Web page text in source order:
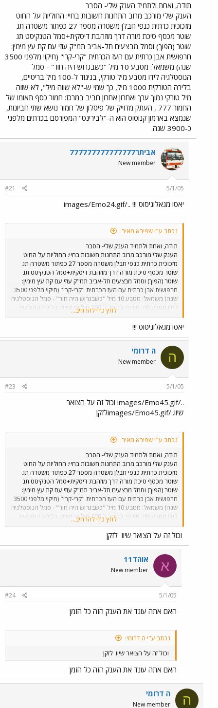
תודה, ואחת ולתמיד הענק שלי- הסבר
הענק שלי מורכב מרוב התחנות חשובות בחיי: החוליות על החוט
מזכוכית כרתית כנפי חבלן משטרה מספר 27 כפתור משטרה תג
שוטר מכסף סיכת מורה דרך מוזהבת דיסקית+סמל הטנקיסט תג
שוטר (הפוך) וסמל מבצעים תל-אביב תמ"ק עוזי עם קת עץ מימין:
חרפושית אבן כרתית עם העז הכרתית "קרי-קרי" (חיקוי מלפני 3500
שנה) משמאל: מטבע 10 מיל "כשבגרוש היה חור" - סמל
הנוסטלגיה לידו מטבע מיל טורקי, בניגוד ל-100 מיל בריטיים,
בלירה הטורקית 1000 מיל, כך שמי ש-"לא שווה מיל", לא שווה
מיל טורקי נמוך ערך ואחרון אחרון חביב במרכז: חמור כסף תאומו של
החמור 777 , העתק מדוייק של פיסלון של חמור נושא שתי חביונות,
שנמצא בארמון קנוסוס הוא ה-"לבירינט" המפורסם בכרתים מלפני
כ-3900 שנה.
אביתר777777777777777
New member
5/1/05
#21
יאסו מגאלוניסוס !!! ../images/Emo24.gif
נכתב ע"י שפירא מאיר:
תודה, ואחת ולתמיד הענק שלי- הסבר
הענק שלי מורכב מרוב התחנות חשובות בחיי: החוליות על החוט
מזכוכית כרתית כנפי חבלן משטרה מספר 27 כפתור משטרה תג
שוטר מכסף סיכת מורה דרך מוזהבת דיסקית+סמל הטנקיסט תג
שוטר (הפוך) וסמל מבצעים תל-אביב תמ"ק עוזי עם קת עץ מימין:
חרפושית אבן כרתית עם העז הכרתית "קרי-קרי" (חיקוי מלפני 3500
שנה) משמאל: מטבע 10 מיל "כשבגרוש היה חור" - סמל הנוסטלגיה
לידו מטבע מיל טורקי, בניגוד ל-100 מיל בריטיים, בלירה הטורקית
1000 מיל, כך שמי ש-"לא שווה מיל", לא שווה מיל טורקי נמוך ערך
קנוסוס הוא ה-"לבירינט" המפורסם בכרתים מלפני כ-3900 שנה.
לחץ כדי להרחיב...
יאסו מגאלוניסוס !!!
ה ה דרומי
New member
5/1/05
#23
../images/Emo45.gif וכול זה על הצואר
שיוו../images/Emo45.gifלזקן
נכתב ע"י שפירא מאיר:
תודה, ואחת ולתמיד הענק שלי- הסבר
הענק שלי מורכב מרוב התחנות חשובות בחיי: החוליות על החוט
מזכוכית כרתית כנפי חבלן משטרה מספר 27 כפתור משטרה תג
שוטר מכסף סיכת מורה דרך מוזהבת דיסקית+סמל הטנקיסט תג
שוטר (הפוך) וסמל מבצעים תל-אביב תמ"ק עוזי עם קת עץ מימין:
חרפושית אבן כרתית עם העז הכרתית "קרי-קרי" (חיקוי מלפני 3500
שנה) משמאל: מטבע 10 מיל "כשבגרוש היה חור" - סמל הנוסטלגיה
לידו מטבע מיל טורקי, בניגוד ל-100 מיל בריטיים, בלירה הטורקית
1000 מיל, כך שמי ש-"לא שווה מיל", לא שווה מיל טורקי נמוך ערך
מדוייק של פיסלון של חמור נושא שתי חביונות, שנמצא בארמון
קנוסוס הוא ה-"לבירינט" המפורסם בכרתים מלפני כ-3900 שנה.
לחץ כדי להרחיב...
וכול זה על הצואר שיוו לזקן
א אוהד11
New member
5/1/05
#24
האם אתה עונד את הענק הזה כל הזמן
נכתב ע"י ה דרומי:
וכול זה על הצואר שיוו לזקן
האם אתה עונד את הענק הזה כל הזמן
ה ה דרומי
New member